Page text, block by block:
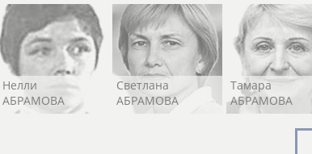
Нелли
АБРАМОВА
Светлана
АБРАМОВА
Тамара
АБРАМОВА